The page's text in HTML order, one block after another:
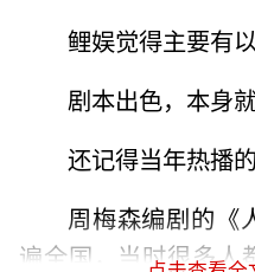
鲤娱觉得主要有
剧本出色，本身
还记得当年热播
周梅森编剧的《
遍全国，当时很多人